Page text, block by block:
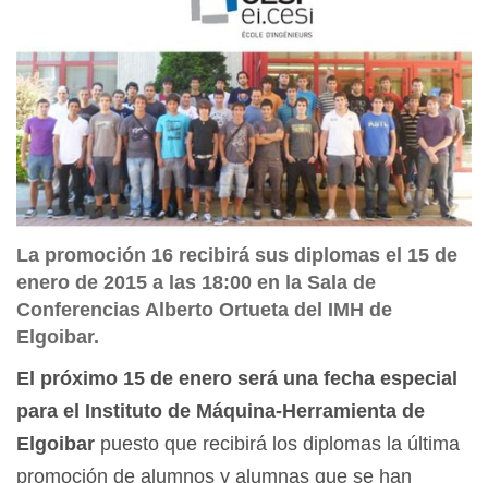
La promoción 16 recibirá sus diplomas el 15 de
enero de 2015 a las 18:00 en la Sala de
Conferencias Alberto Ortueta del IMH de
Elgoibar.
El próximo 15 de enero será una fecha especial
para el Instituto de Máquina-Herramienta de
Elgoibar puesto que recibirá los diplomas la última
promoción de alumnos y alumnas que se han